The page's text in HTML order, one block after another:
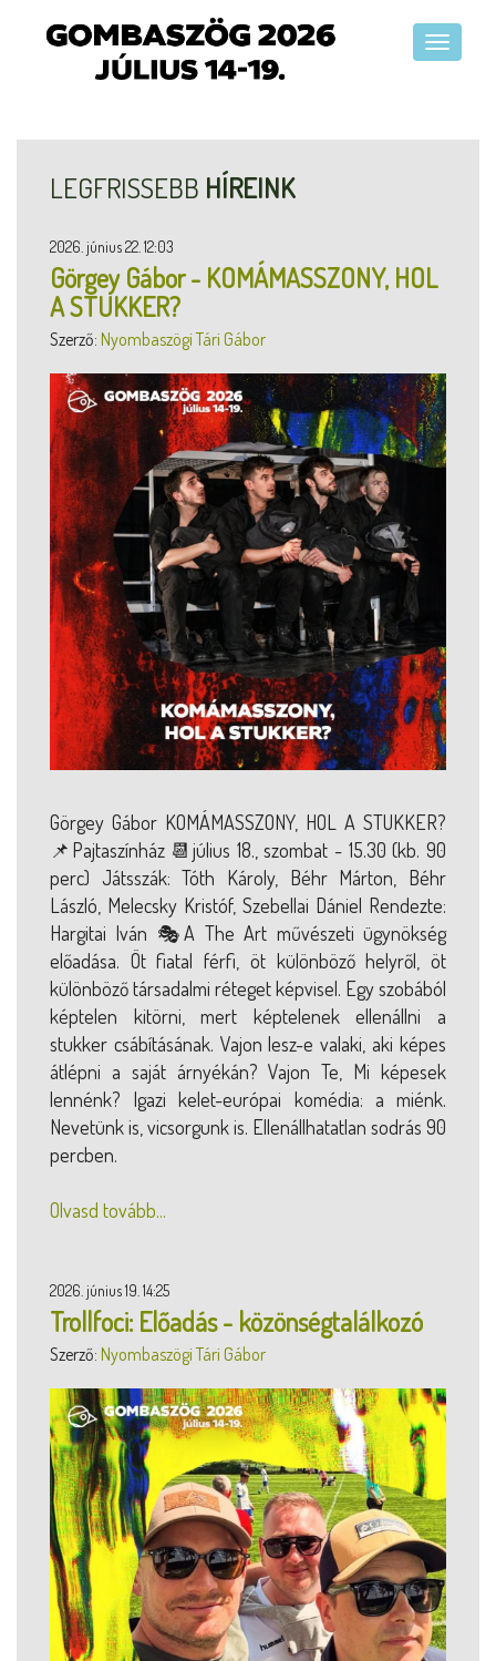
LEGFRISSEBB HÍREINK
2026. június 22. 12:03
Görgey Gábor - KOMÁMASSZONY, HOL
A STUKKER?
Szerző: Nyombaszögi Tári Gábor
Görgey Gábor KOMÁMASSZONY, HOL A STUKKER?
📌Pajtaszínház 📆július 18., szombat - 15.30 (kb. 90
perc) Játsszák: Tóth Károly, Béhr Márton, Béhr
László, Melecsky Kristóf, Szebellai Dániel Rendezte:
Hargitai Iván 🎭A The Art művészeti ügynökség
előadása. Öt fiatal férfi, öt különböző helyről, öt
különböző társadalmi réteget képvisel. Egy szobából
képtelen kitörni, mert képtelenek ellenállni a
stukker csábításának. Vajon lesz-e valaki, aki képes
átlépni a saját árnyékán? Vajon Te, Mi képesek
lennénk? Igazi kelet-európai komédia: a miénk.
Nevetünk is, vicsorgunk is. Ellenállhatatlan sodrás 90
percben.
Olvasd tovább...
2026. június 19. 14:25
Trollfoci: Előadás - közönségtalálkozó
Szerző: Nyombaszögi Tári Gábor